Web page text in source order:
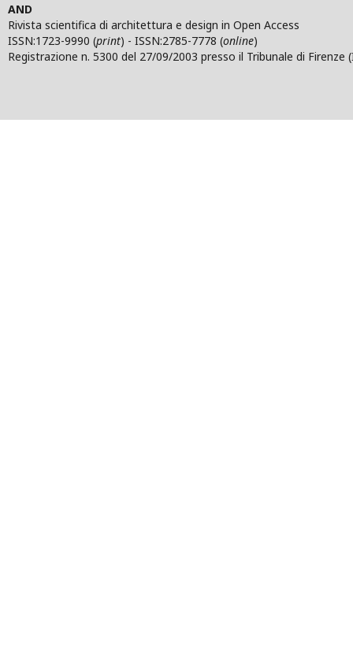
AND
Rivista scientifica di architettura e design in Open Access
ISSN:1723-9990 (print) - ISSN:2785-7778 (online)
Registrazione n. 5300 del 27/09/2003 presso il Tribunale di Firenze